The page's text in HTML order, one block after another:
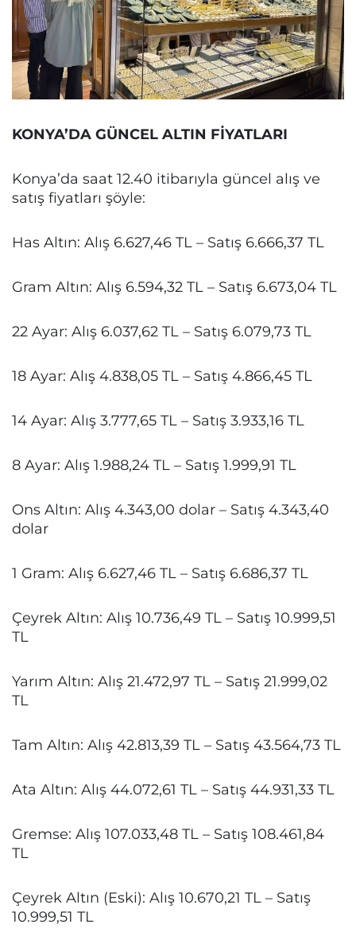
KONYA’DA GÜNCEL ALTIN FİYATLARI
Konya’da saat 12.40 itibarıyla güncel alış ve
satış fiyatları şöyle:
Has Altın: Alış 6.627,46 TL – Satış 6.666,37 TL
Gram Altın: Alış 6.594,32 TL – Satış 6.673,04 TL
22 Ayar: Alış 6.037,62 TL – Satış 6.079,73 TL
18 Ayar: Alış 4.838,05 TL – Satış 4.866,45 TL
14 Ayar: Alış 3.777,65 TL – Satış 3.933,16 TL
8 Ayar: Alış 1.988,24 TL – Satış 1.999,91 TL
Ons Altın: Alış 4.343,00 dolar – Satış 4.343,40
dolar
1 Gram: Alış 6.627,46 TL – Satış 6.686,37 TL
Çeyrek Altın: Alış 10.736,49 TL – Satış 10.999,51
TL
Yarım Altın: Alış 21.472,97 TL – Satış 21.999,02
TL
Tam Altın: Alış 42.813,39 TL – Satış 43.564,73 TL
Ata Altın: Alış 44.072,61 TL – Satış 44.931,33 TL
Gremse: Alış 107.033,48 TL – Satış 108.461,84
TL
Çeyrek Altın (Eski): Alış 10.670,21 TL – Satış
10.999,51 TL